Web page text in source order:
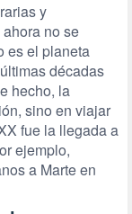
y
no se
es el planeta
décadas
hecho, la
sino en viajar
fue la llegada a
ejemplo,
a Marte en